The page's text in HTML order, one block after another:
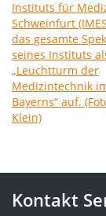
Kontakt